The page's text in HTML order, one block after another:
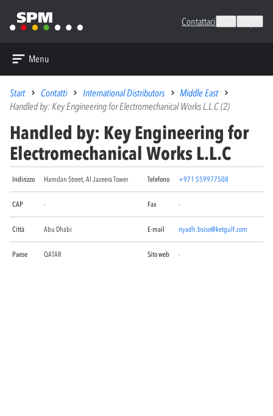
Contattaci
Menu
Start Contatti International Distributors
Middle East
Handled by: Key Engineering for Electromechanical Works L.L.C (2)
Handled by: Key Engineering for
Electromechanical Works L.L.C
Indirizzo Hamdan Street, Al Jazeera Tower Telefono +971 559977508
CAP - Fax -
Città Abu Dhabi E-mail riyadh.bsiso@ketgulf.com
Paese QATAR Sito web -